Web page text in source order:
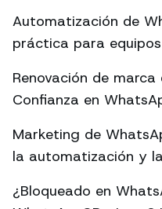
Automatización de
práctica para
Renovación de
Confianza en
Marketing de
la automatización y
¿Bloqueado en